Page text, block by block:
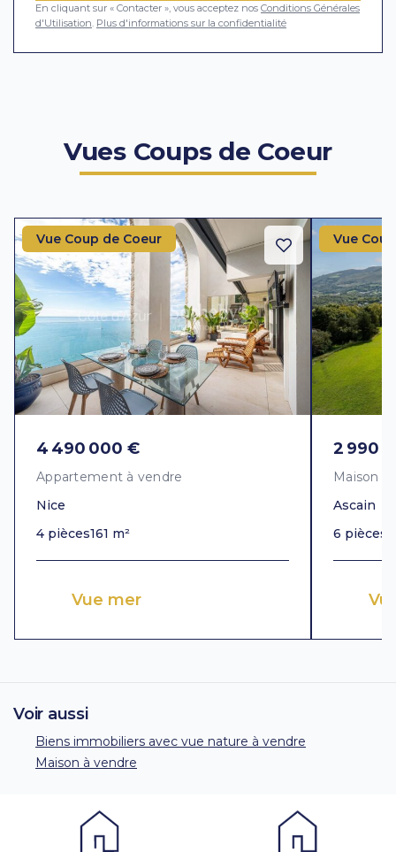
En cliquant sur « Contacter », vous acceptez nos Conditions Générales
d'Utilisation Plus d'informations sur la confidentialité
Vues Coups de Coeur
Vue Coup de Coeur
4 490 000 €
Appartement à vendre
Nice
4 pièces161 m²
Vue mer
Vue
2 990
Maison à
Ascain
6 pièces
Voir aussi
Biens immobiliers avec vue nature à vendre
Maison à vendre